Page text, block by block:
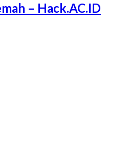
– Hack.AC.ID